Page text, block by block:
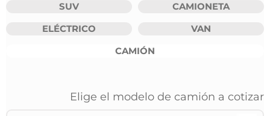
SUV
CAMIONETA
ELÉCTRICO
VAN
CAMIÓN
Elige el modelo de camión a cotizar